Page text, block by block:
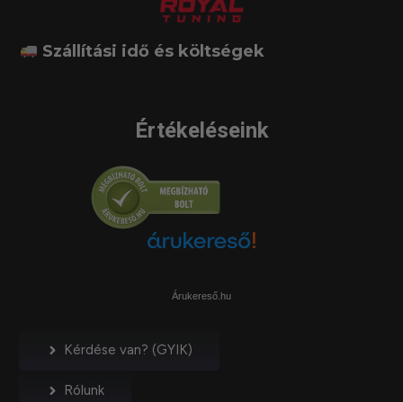
Szállítási idő és költségek
Értékeléseink
Árukereső.hu
Kérdése van? (GYIK)
Rólunk